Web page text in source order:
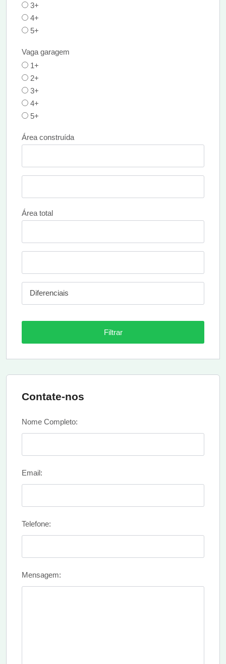
3+
4+
5+
Vaga garagem
1+
2+
3+
4+
5+
Área construída
Área total
Diferenciais
Filtrar
Contate-nos
Nome Completo:
Email:
Telefone:
Mensagem: